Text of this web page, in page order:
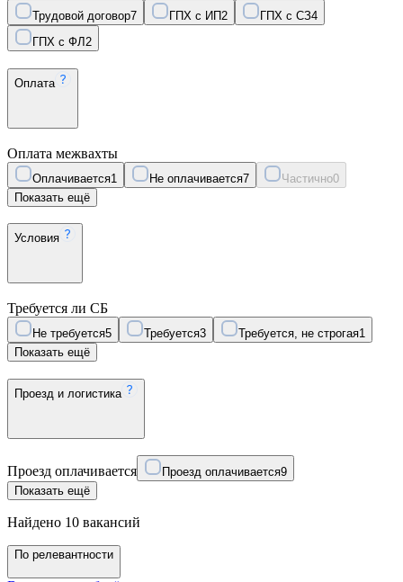
Трудовой договор7 ГПХ с ИП2 ГПХ с СЗ4
ГПХ с ФЛ2
Оплата
Оплата межвахты
Оплачивается1 Не оплачивается7 Частично0
Показать ещё
Условия
Требуется ли СБ
Не требуется5 Требуется3 Требуется, не строгая1
Показать ещё
Проезд и логистика
Проезд оплачивается Проезд оплачивается9
Показать ещё
Найдено 10 вакансий
По релевантности